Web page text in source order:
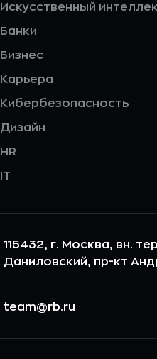
Искусственный
Банки
Бизнес
Карьера
Кибербезопасность
Дизайн
HR
IT
115432, г. Москва, вн.
Даниловский, пр-кт
team@rb.ru